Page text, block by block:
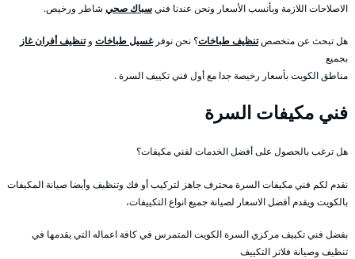
الاصلاحات اللازمة وبأنسب الأسعار ونحن عندنا فنيسباك صحي شاطر ورخيص.
هل تبحث عن متخصصتنظيف طباخات؟ نحن نوفرغسيل طباخات وتنظيف أفران غاز
بجميع
مناطق الكويت بأسعار رخيصة جدا مع أول فني تكييف السرة .
فني مكيفات السرة
هل ترغب بالحصول على أفضل الخدمات لفني مكيفات؟
نقدم لكم فني مكيفات السرة محترف جاهز لتركيب أو فك وتنظيف وأيضا صيانة المكيفات
بالكويت ويقدم أفضل الاسعار لصيانة جميع انواع التكييفات،
بفضل فني تكييف مركزي السرة الكويت المتمرس في كافة اعماله التي يقدمها في
تنظيف وصيانة فلاتر التكييف